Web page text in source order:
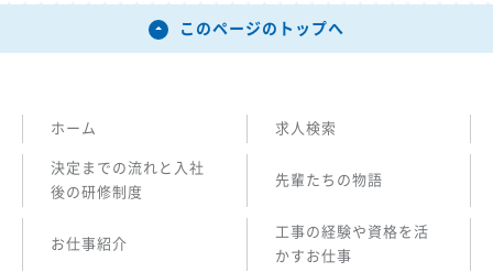
このページのトップへ
ホーム 求人検索
決定までの流れと入社
後の研修制度
先輩たちの物語
お仕事紹介
工事の経験や資格を活
かすお仕事